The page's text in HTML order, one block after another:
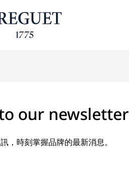
our newsletter
，時刻掌握品牌的最新消息。